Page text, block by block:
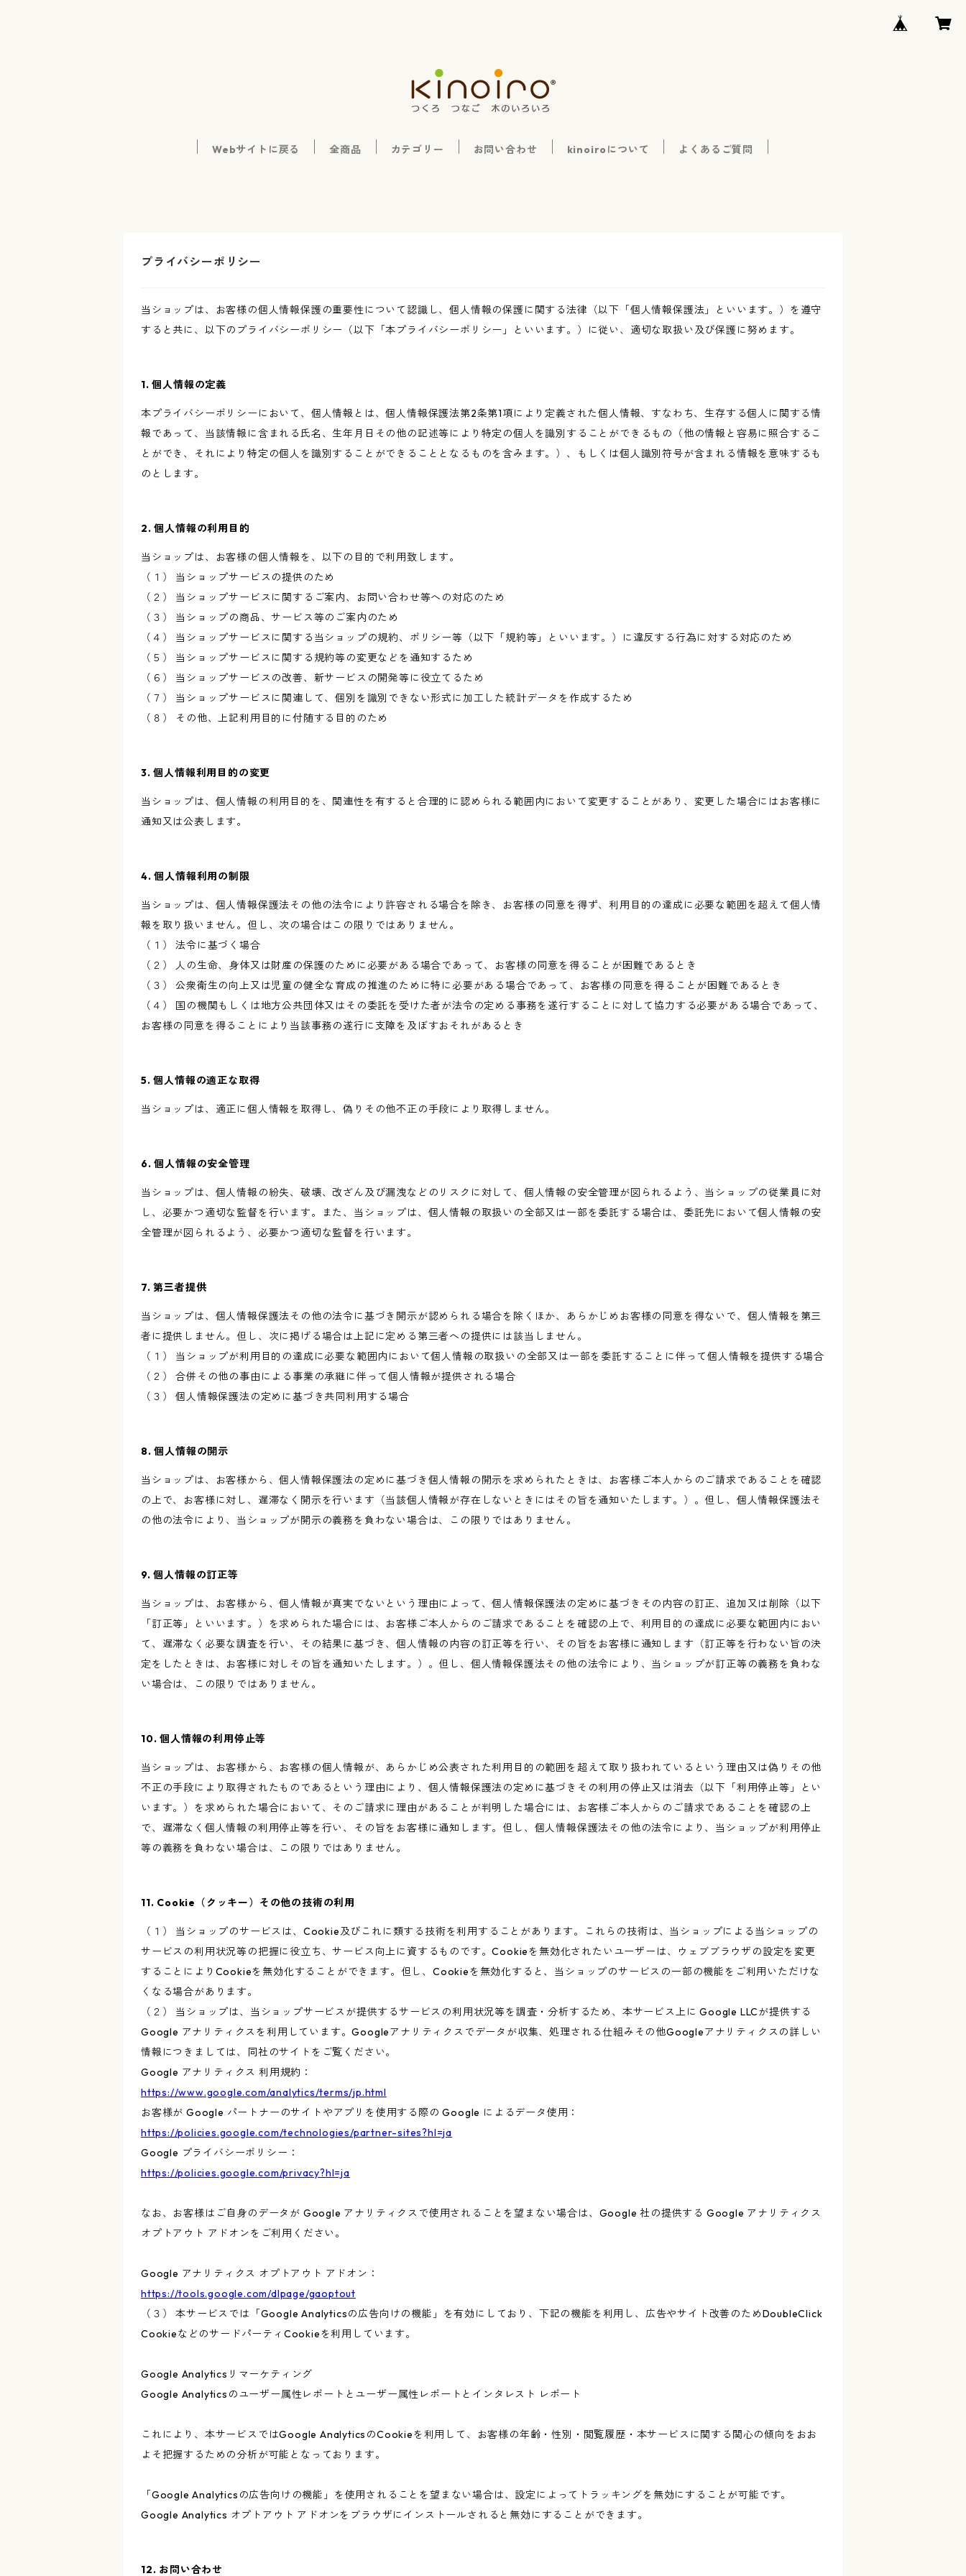
Webサイトに戻る 全商品 カテゴリー お問い合わせ kinoiroについて よくあるご質問
プライバシーポリシー
当ショップは、お客様の個人情報保護の重要性について認識し、個人情報の保護に関する法律（以下「個人情報保護法」といいます。）を遵守
すると共に、以下のプライバシーポリシー（以下「本プライバシーポリシー」といいます。）に従い、適切な取扱い及び保護に努めます。
1. 個人情報の定義
本プライバシーポリシーにおいて、個人情報とは、個人情報保護法第2条第1項により定義された個人情報、すなわち、生存する個人に関する情
報であって、当該情報に含まれる氏名、生年月日その他の記述等により特定の個人を識別することができるもの（他の情報と容易に照合するこ
とができ、それにより特定の個人を識別することができることとなるものを含みます。）、もしくは個人識別符号が含まれる情報を意味するも
のとします。
2. 個人情報の利用目的
当ショップは、お客様の個人情報を、以下の目的で利用致します。
（１） 当ショップサービスの提供のため
（２） 当ショップサービスに関するご案内、お問い合わせ等への対応のため
（３） 当ショップの商品、サービス等のご案内のため
（４） 当ショップサービスに関する当ショップの規約、ポリシー等（以下「規約等」といいます。）に違反する行為に対する対応のため
（５） 当ショップサービスに関する規約等の変更などを通知するため
（６） 当ショップサービスの改善、新サービスの開発等に役立てるため
（７） 当ショップサービスに関連して、個別を識別できない形式に加工した統計データを作成するため
（８） その他、上記利用目的に付随する目的のため
3. 個人情報利用目的の変更
当ショップは、個人情報の利用目的を、関連性を有すると合理的に認められる範囲内において変更することがあり、変更した場合にはお客様に
通知又は公表します。
4. 個人情報利用の制限
当ショップは、個人情報保護法その他の法令により許容される場合を除き、お客様の同意を得ず、利用目的の達成に必要な範囲を超えて個人情
報を取り扱いません。但し、次の場合はこの限りではありません。
（１） 法令に基づく場合
（２） 人の生命、身体又は財産の保護のために必要がある場合であって、お客様の同意を得ることが困難であるとき
（３） 公衆衛生の向上又は児童の健全な育成の推進のために特に必要がある場合であって、お客様の同意を得ることが困難であるとき
（４） 国の機関もしくは地方公共団体又はその委託を受けた者が法令の定める事務を遂行することに対して協力する必要がある場合であって、
お客様の同意を得ることにより当該事務の遂行に支障を及ぼすおそれがあるとき
5. 個人情報の適正な取得
当ショップは、適正に個人情報を取得し、偽りその他不正の手段により取得しません。
6. 個人情報の安全管理
当ショップは、個人情報の紛失、破壊、改ざん及び漏洩などのリスクに対して、個人情報の安全管理が図られるよう、当ショップの従業員に対
し、必要かつ適切な監督を行います。また、当ショップは、個人情報の取扱いの全部又は一部を委託する場合は、委託先において個人情報の安
全管理が図られるよう、必要かつ適切な監督を行います。
7. 第三者提供
当ショップは、個人情報保護法その他の法令に基づき開示が認められる場合を除くほか、あらかじめお客様の同意を得ないで、個人情報を第三
者に提供しません。但し、次に掲げる場合は上記に定める第三者への提供には該当しません。
（１） 当ショップが利用目的の達成に必要な範囲内において個人情報の取扱いの全部又は一部を委託することに伴って個人情報を提供する場合
（２） 合併その他の事由による事業の承継に伴って個人情報が提供される場合
（３） 個人情報保護法の定めに基づき共同利用する場合
8. 個人情報の開示
当ショップは、お客様から、個人情報保護法の定めに基づき個人情報の開示を求められたときは、お客様ご本人からのご請求であることを確認
の上で、お客様に対し、遅滞なく開示を行います（当該個人情報が存在しないときにはその旨を通知いたします。）。但し、個人情報保護法そ
の他の法令により、当ショップが開示の義務を負わない場合は、この限りではありません。
9. 個人情報の訂正等
当ショップは、お客様から、個人情報が真実でないという理由によって、個人情報保護法の定めに基づきその内容の訂正、追加又は削除（以下
「訂正等」といいます。）を求められた場合には、お客様ご本人からのご請求であることを確認の上で、利用目的の達成に必要な範囲内におい
て、遅滞なく必要な調査を行い、その結果に基づき、個人情報の内容の訂正等を行い、その旨をお客様に通知します（訂正等を行わない旨の決
定をしたときは、お客様に対しその旨を通知いたします。）。但し、個人情報保護法その他の法令により、当ショップが訂正等の義務を負わな
い場合は、この限りではありません。
10. 個人情報の利用停止等
当ショップは、お客様から、お客様の個人情報が、あらかじめ公表された利用目的の範囲を超えて取り扱われているという理由又は偽りその他
不正の手段により取得されたものであるという理由により、個人情報保護法の定めに基づきその利用の停止又は消去（以下「利用停止等」とい
います。）を求められた場合において、そのご請求に理由があることが判明した場合には、お客様ご本人からのご請求であることを確認の上
で、遅滞なく個人情報の利用停止等を行い、その旨をお客様に通知します。但し、個人情報保護法その他の法令により、当ショップが利用停止
等の義務を負わない場合は、この限りではありません。
11. Cookie（クッキー）その他の技術の利用
（１） 当ショップのサービスは、Cookie及びこれに類する技術を利用することがあります。これらの技術は、当ショップによる当ショップの
サービスの利用状況等の把握に役立ち、サービス向上に資するものです。Cookieを無効化されたいユーザーは、ウェブブラウザの設定を変更
することによりCookieを無効化することができます。但し、Cookieを無効化すると、当ショップのサービスの一部の機能をご利用いただけな
くなる場合があります。
（２） 当ショップは、当ショップサービスが提供するサービスの利用状況等を調査・分析するため、本サービス上に Google LLCが提供する
Google アナリティクスを利用しています。Googleアナリティクスでデータが収集、処理される仕組みその他Googleアナリティクスの詳しい
情報につきましては、同社のサイトをご覧ください。
Google アナリティクス 利用規約：
https://www.google.com/analytics/terms/jp.html
お客様が Google パートナーのサイトやアプリを使用する際の Google によるデータ使用：
https://policies.google.com/technologies/partner-sites?hl=ja
Google プライバシーポリシー：
https://policies.google.com/privacy?hl=ja
なお、お客様はご自身のデータが Google アナリティクスで使用されることを望まない場合は、Google 社の提供する Google アナリティクス
オプトアウト アドオンをご利用ください。
Google アナリティクス オプトアウト アドオン：
https://tools.google.com/dlpage/gaoptout
（３） 本サービスでは「Google Analyticsの広告向けの機能」を有効にしており、下記の機能を利用し、広告やサイト改善のためDoubleClick
CookieなどのサードパーティCookieを利用しています。
Google Analyticsリマーケティング
Google Analyticsのユーザー属性レポートとユーザー属性レポートとインタレスト レポート
これにより、本サービスではGoogle AnalyticsのCookieを利用して、お客様の年齢・性別・閲覧履歴・本サービスに関する関心の傾向をおお
よそ把握するための分析が可能となっております。
「Google Analyticsの広告向けの機能」を使用されることを望まない場合は、設定によってトラッキングを無効にすることが可能です。
Google Analytics オプトアウト アドオンをブラウザにインストールされると無効にすることができます。
12. お問い合わせ